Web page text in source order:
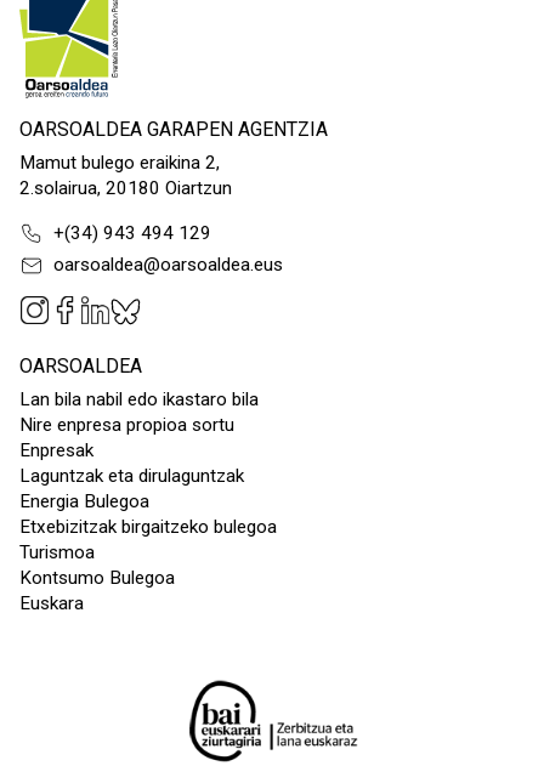
OARSOALDEA GARAPEN AGENTZIA
Mamut bulego eraikina 2,
2.solairua, 20180 Oiartzun
+(34) 943 494 129
oarsoaldea@oarsoaldea.eus
OARSOALDEA
Lan bila nabil edo ikastaro bila
Nire enpresa propioa sortu
Enpresak
Laguntzak eta dirulaguntzak
Energia Bulegoa
Etxebizitzak birgaitzeko bulegoa
Turismoa
Kontsumo Bulegoa
Euskara